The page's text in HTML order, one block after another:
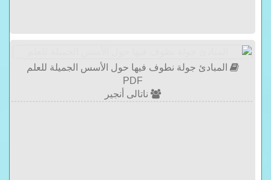
المبادئ جولة نطوف فيها حول الأسس الجميلة للعلم
PDF
ناتالى أنجير